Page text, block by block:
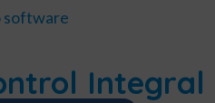
software
Integral